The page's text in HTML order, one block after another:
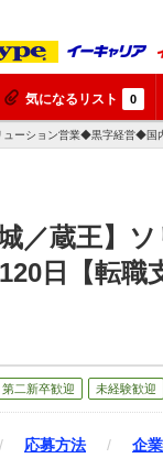
気になるリスト 0
ーション営業◆黒字経営◆国
／蔵王】
日【転職
第二新卒歓迎 未経験歓迎
/ 応募方法 / 企